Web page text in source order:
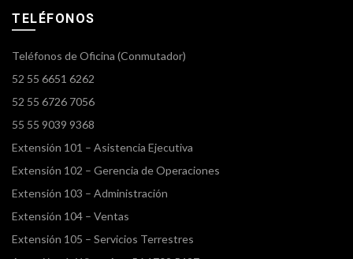
TELÉFONOS
Teléfonos de Oficina (Conmutador)
52 55 6651 6262
52 55 6726 7056
55 55 9039 9368
Extensión 101 – Asistencia Ejecutiva
Extensión 102 – Gerencia de Operaciones
Extensión 103 – Administración
Extensión 104 – Ventas
Extensión 105 – Servicios Terrestres